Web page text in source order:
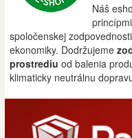
Náš
spoločenskej
ekonomiky. Dodržujeme
prostrediu od balenia
klimaticky neutrálnu